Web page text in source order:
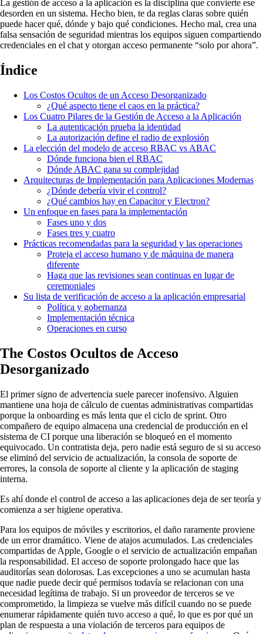
La gestión de acceso a la aplicación es la disciplina que convierte ese
desorden en un sistema. Hecho bien, te da reglas claras sobre quién
puede hacer qué, dónde y bajo qué condiciones. Hecho mal, crea una
falsa sensación de seguridad mientras los equipos siguen compartiendo
credenciales en el chat y otorgan acceso permanente “solo por ahora”.
Índice
Los Costos Ocultos de un Acceso Desorganizado
¿Qué aspecto tiene el caos en la práctica?
Los Cuatro Pilares de la Gestión de Acceso a la Aplicación
La autenticación prueba la identidad
La autorización define el radio de explosión
La elección del modelo de acceso RBAC vs ABAC
Dónde funciona bien el RBAC
Dónde ABAC gana su complejidad
Arquitecturas de Implementación para Aplicaciones Modernas
¿Dónde debería vivir el control?
¿Qué cambios hay en Capacitor y Electron?
Un enfoque en fases para la implementación
Fases uno y dos
Fases tres y cuatro
Prácticas recomendadas para la seguridad y las operaciones
Proteja el acceso humano y de máquina de manera
diferente
Haga que las revisiones sean continuas en lugar de
ceremoniales
Su lista de verificación de acceso a la aplicación empresarial
Política y gobernanza
Implementación técnica
Operaciones en curso
The Costos Ocultos de Acceso
Desorganizado
El primer signo de advertencia suele parecer inofensivo. Alguien
mantiene una hoja de cálculo de cuentas administrativas compartidas
porque la onboarding es más lenta que el ciclo de sprint. Otro
compañero de equipo almacena una credencial de producción en el
sistema de CI porque una liberación se bloqueó en el momento
equivocado. Un contratista deja, pero nadie está seguro de si su acceso
se eliminó del servicio de actualización, la consola de soporte de
errores, la consola de soporte al cliente y la aplicación de staging
interna.
Es ahí donde el control de acceso a las aplicaciones deja de ser teoría y
comienza a ser higiene operativa.
Para los equipos de móviles y escritorios, el daño raramente proviene
de un error dramático. Viene de atajos acumulados. Las credenciales
compartidas de Apple, Google o el servicio de actualización empañan
la responsabilidad. El acceso de soporte prolongado hace que las
auditorías sean dolorosas. Las excepciones a uno se acumulan hasta
que nadie puede decir qué permisos todavía se relacionan con una
necesidad legítima de trabajo. Si un proveedor de terceros se ve
comprometido, la limpieza se vuelve más difícil cuando no se puede
enumerar rápidamente quién tuvo acceso a qué, lo que es por qué un
plan de respuesta a una violación de terceros para equipos de